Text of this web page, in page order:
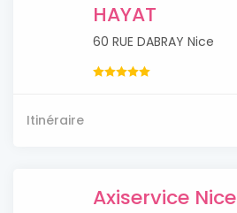
HAYAT
60 RUE DABRAY Nice
Itinéraire
Axiservice Nice